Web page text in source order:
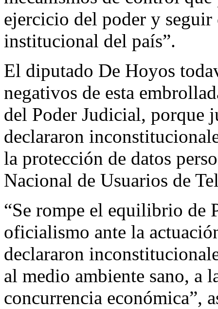
ejercicio del poder y
institucional del país”.
El diputado De Hoyos
negativos de esta
del Poder Judicial, porque
declararon
la protección de datos
Nacional de Usuarios de
“Se rompe el equilibrio de
oficialismo ante la
declararon
al medio ambiente sano, a
concurrencia económica”,